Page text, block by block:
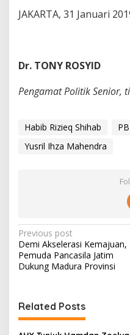
JAKARTA, 31 Januari
Dr. TONY ROSYID
Pengamat Politik Senior,
Habib Rizieq Shihab
Yusril Ihza Mahendra
P
o
s
n
a
Previous post
Demi Akselerasi Kemajuan,
Pemuda Pancasila Jatim
Dukung Madura Provinsi
Related Posts